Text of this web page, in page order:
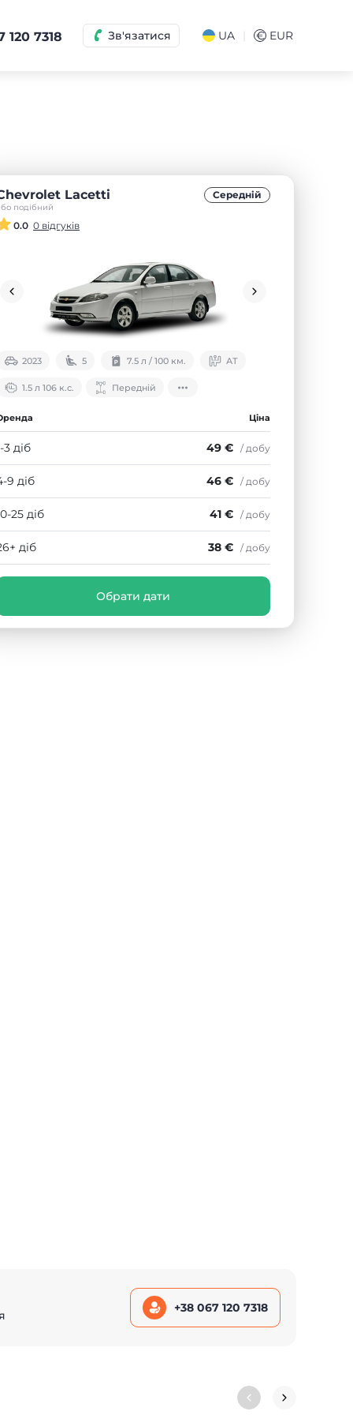
120 7318 Зв'язатися UA € EUR
Lacetti
подібний
Середнiй
0.0 0 відгуків
2023 5 7.5 л / 100 км. АТ
1.5 л 106 к.с. Передній
Ціна
3 діб 49 € / добу
9 діб 46 € / добу
25 діб 41 € / добу
діб 38 € / добу
Обрати дати
+38 067 120 7318